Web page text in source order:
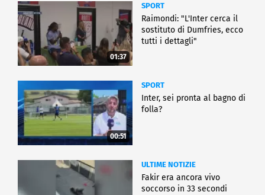
01:37
SPORT
Raimondi: "L'Inter cerca il
sostituto di Dumfries, ecco
tutti i dettagli"
00:51
SPORT
Inter, sei pronta al bagno di
folla?
ULTIME NOTIZIE
Fakir era ancora vivo
soccorso in 33 secondi